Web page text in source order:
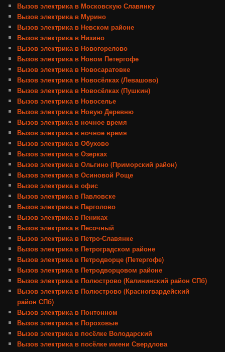
Вызов электрика в Московскую Славянку
Вызов электрика в Мурино
Вызов электрика в Невском районе
Вызов электрика в Низино
Вызов электрика в Новогорелово
Вызов электрика в Новом Петергофе
Вызов электрика в Новосаратовке
Вызов электрика в Новосёлках (Левашово)
Вызов электрика в Новосёлках (Пушкин)
Вызов электрика в Новоселье
Вызов электрика в Новую Деревню
Вызов электрика в ночное время
Вызов электрика в ночное время
Вызов электрика в Обухово
Вызов электрика в Озерках
Вызов электрика в Ольгино (Приморский район)
Вызов электрика в Осиновой Роще
Вызов электрика в офис
Вызов электрика в Павловске
Вызов электрика в Парголово
Вызов электрика в Пениках
Вызов электрика в Песочный
Вызов электрика в Петро-Славянке
Вызов электрика в Петроградском районе
Вызов электрика в Петродворце (Петергофе)
Вызов электрика в Петродворцовом районе
Вызов электрика в Полюстрово (Калининский район СПб)
Вызов электрика в Полюстрово (Красногвардейский
район СПб)
Вызов электрика в Понтонном
Вызов электрика в Пороховые
Вызов электрика в посёлке Володарский
Вызов электрика в посёлке имени Свердлова